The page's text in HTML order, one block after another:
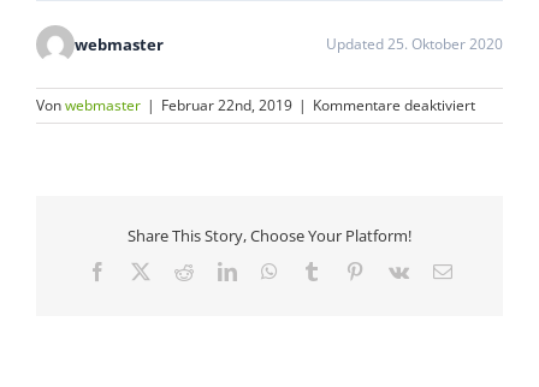
webmaster Updated 25. Oktober 2020
Vonwebmaster | Februar 22nd, 2019 | Kommentare deaktiviertfür
Infoblatt
Share This Story, Choose Your Platform!
Facebook RedditLinkedInWhatsApp
Tumblr Pinterest
Vk
E-